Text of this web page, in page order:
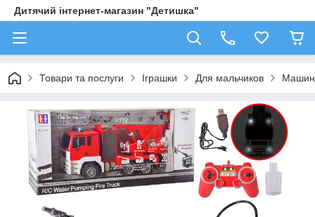
Дитячий інтернет-магазин "Детишка"
Товари та послуги Іграшки Для мальчиков